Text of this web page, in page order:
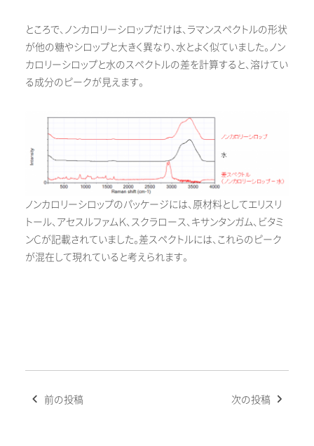
ところで、ノンカロリーシロップだけは、ラマンスペクトルの形状
が他の糖やシロップと大きく異なり、水とよく似ていました。ノン
カロリーシロップと水のスペクトルの差を計算すると、溶けてい
る成分のピークが見えます。
ノンカロリーシロップのパッケージには、原材料としてエリスリ
トール、アセスルファムＫ、スクラロース、キサンタンガム、ビタミ
ンＣが記載されていました。差スペクトルには、これらのピーク
が混在して現れていると考えられます。
投 前の投稿 次の投稿